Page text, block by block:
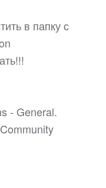
в папку с
- General.